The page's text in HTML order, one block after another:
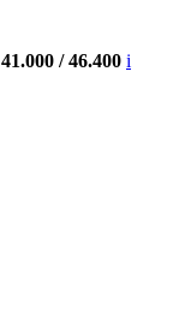
/ 46.400 i